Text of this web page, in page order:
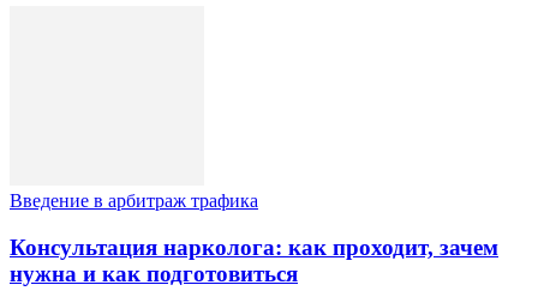
Введение в арбитраж трафика
Консультация нарколога: как проходит, зачем
нужна и как подготовиться